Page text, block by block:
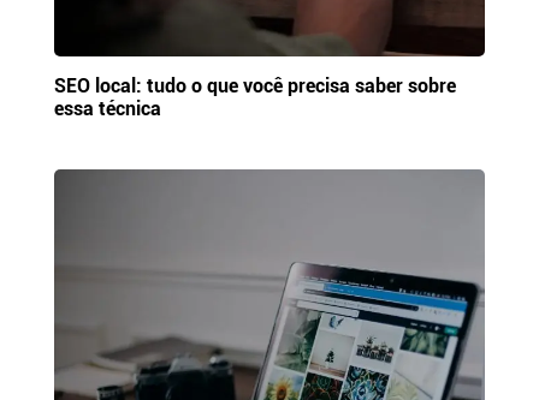
SEO local: tudo o que você precisa saber sobre
essa técnica